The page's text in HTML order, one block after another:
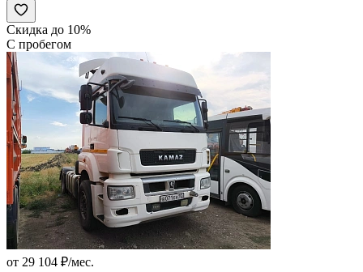
Скидка до 10%
С пробегом
от 29 104 ₽/мес.